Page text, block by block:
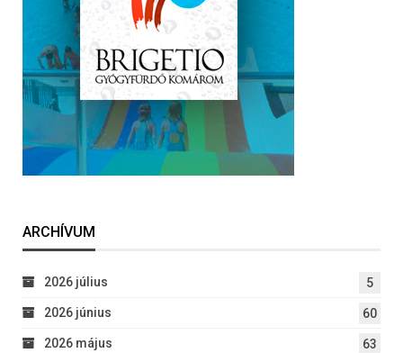
ARCHÍVUM
2026 július 5
2026 június 60
2026 május 63